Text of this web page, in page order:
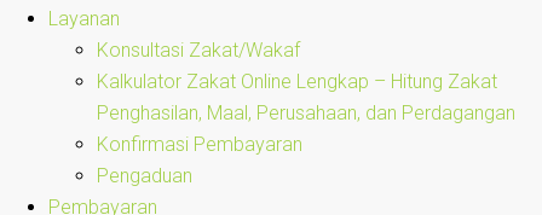
Layanan
Konsultasi Zakat/Wakaf
Kalkulator Zakat Online Lengkap – Hitung Zakat
Penghasilan, Maal, Perusahaan, dan Perdagangan
Konfirmasi Pembayaran
Pengaduan
Pembayaran